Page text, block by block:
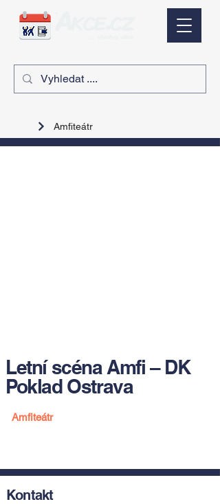
Amfiteátr
Letní scéna Amfi – DK
Poklad Ostrava
Amfiteátr
Kontakt